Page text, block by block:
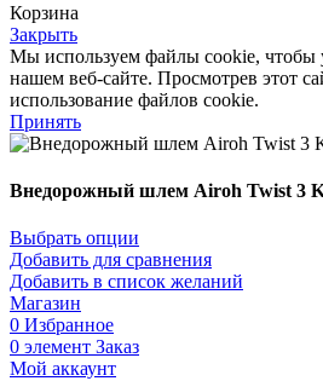
Корзина
Закрыть
Мы используем файлы cookie, чтобы
нашем веб-сайте. Просмотрев этот
использование файлов cookie.
Принять
Внедорожный шлем Airoh Twist 3
Выбрать опции
Добавить для сравнения
Добавить в список желаний
Магазин
0 Избранное
0 элемент Заказ
Мой аккаунт